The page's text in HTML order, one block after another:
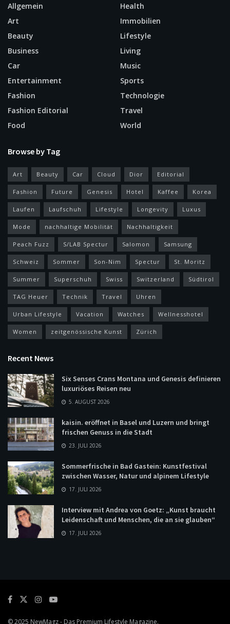
Allgemein
Art
Beauty
Business
Car
Entertainment
Fashion
Fashion Editorial
Food
Health
Immobilien
Lifestyle
Living
Music
Sports
Technologie
Travel
World
Browse by Tag
Art Beauty Car Cloud Dior Editorial
Fashion Future Genesis Hotel Kaffee Korea
Laufen Laufschuh Lifestyle Longevity Luxus
Mode nachhaltige Mobilität Nachhaltigkeit
Peach Fuzz S/LAB Spectur Salomon Samsung
Schweiz Sommer Son-Nim Spectur St. Moritz
Summer Superschuh Swiss Switzerland Südtirol
TAG Heuer Technik Travel Uhren
Urban Lifestyle Vacation Watches Wellnesshotel
Women zeitgenössische Kunst Zürich
Recent News
Six Senses Crans Montana und Genesis definieren
luxuriöses Reisen neu
5. AUGUST 2026
kaisin. eröffnet in Basel und Luzern und bringt
frischen Genuss in die Stadt
23. JULI 2026
Sommerfrische in Bad Gastein: Kunstfestival
zwischen Wasser, Natur und alpinem Lifestyle
17. JULI 2026
Interview mit Andrea von Goetz: „Kunst braucht
Leidenschaft und Menschen, die an sie glauben“
17. JULI 2026
© 2025 NewMagz- Das Premium Lifestyle Magazine.